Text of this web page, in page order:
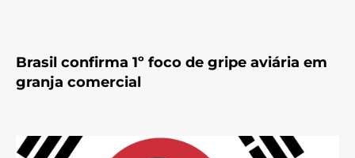
Brasil confirma 1º foco de gripe aviária em
granja comercial